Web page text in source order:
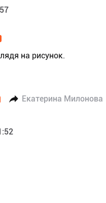
на рисунок.
Екатерина Милонова